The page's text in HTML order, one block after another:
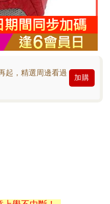
起，精選周邊看過
加購